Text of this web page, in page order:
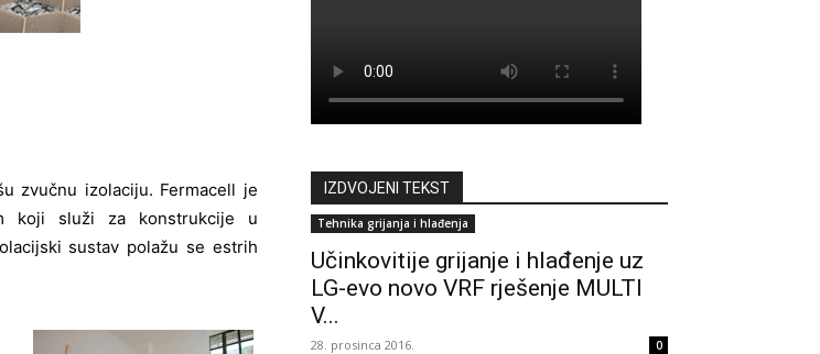
zvučnu izolaciju. Fermacell je
koji služi za konstrukcije u
sustav polažu se estrih
IZDVOJENI TEKST
Tehnika grijanja i hlađenja
Učinkovitije grijanje i hlađenje uz
LG-evo novo VRF rješenje MULTI
V...
28. prosinca 2016. 0